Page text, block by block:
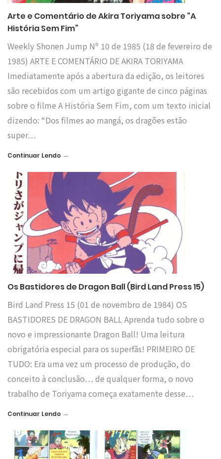
Arte e Comentário de Akira Toriyama sobre “A
História Sem Fim”
Weekly Shonen Jump Nº 10 de 1985 (18 de fevereiro de
1985) ARTE E COMENTÁRIO DE AKIRA TORIYAMA
Imediatamente após a abertura da edição, os leitores
são recebidos com um artigo gigante de cinco páginas
sobre o filme A História Sem Fim, com um texto inicial
dizendo: “Dos filmes ao mangá, os dragões estão
super…
Continuar Lendo →
Os Bastidores de Dragon Ball (Bird Land Press 15)
Bird Land Press 15 (01 de novembro de 1984) OS
BASTIDORES DE DRAGON BALL Aprenda tudo sobre o
novo e impressionante Dragon Ball! Uma leitura
obrigatória especial para os superfãs! PRIMEIRO DE
TUDO: Era uma vez um processo de produção, do
conceito à conclusão… de qualquer forma, o novo
trabalho de Toriyama começa exatamente desse…
Continuar Lendo →